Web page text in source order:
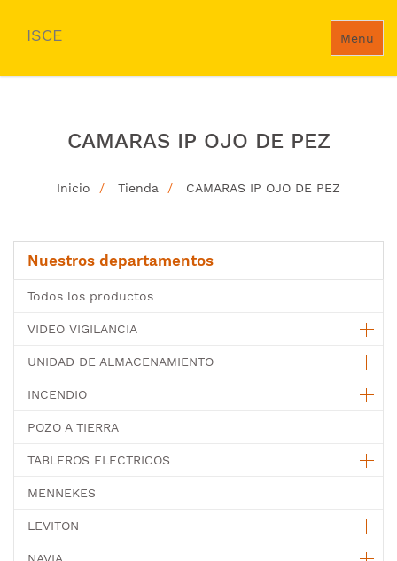
Menu
ISCE
CAMARAS IP OJO DE PEZ
Inicio Tienda CAMARAS IP OJO DE PEZ
Nuestros departamentos
Todos los productos
VIDEO VIGILANCIA
UNIDAD DE ALMACENAMIENTO
INCENDIO
POZO A TIERRA
TABLEROS ELECTRICOS
MENNEKES
LEVITON